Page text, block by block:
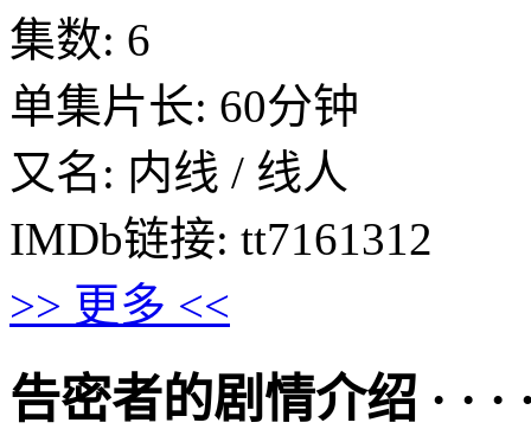
集数: 6
单集片长: 60分钟
又名: 内线 / 线人
IMDb链接: tt7161312
>> 更多 <<
告密者的剧情介绍 · · ·